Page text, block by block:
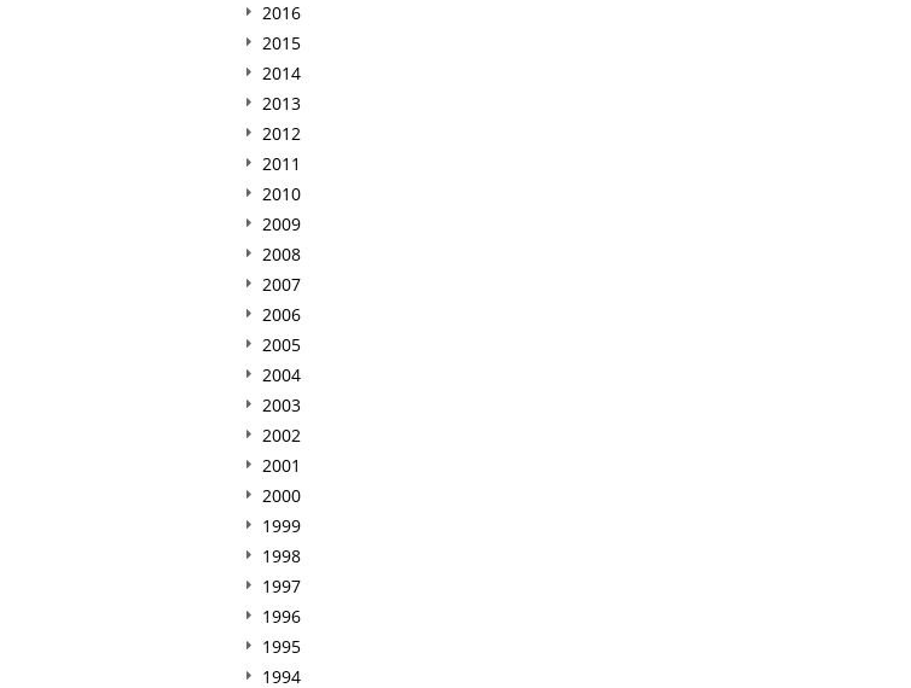
2016
2015
2014
2013
2012
2011
2010
2009
2008
2007
2006
2005
2004
2003
2002
2001
2000
1999
1998
1997
1996
1995
1994